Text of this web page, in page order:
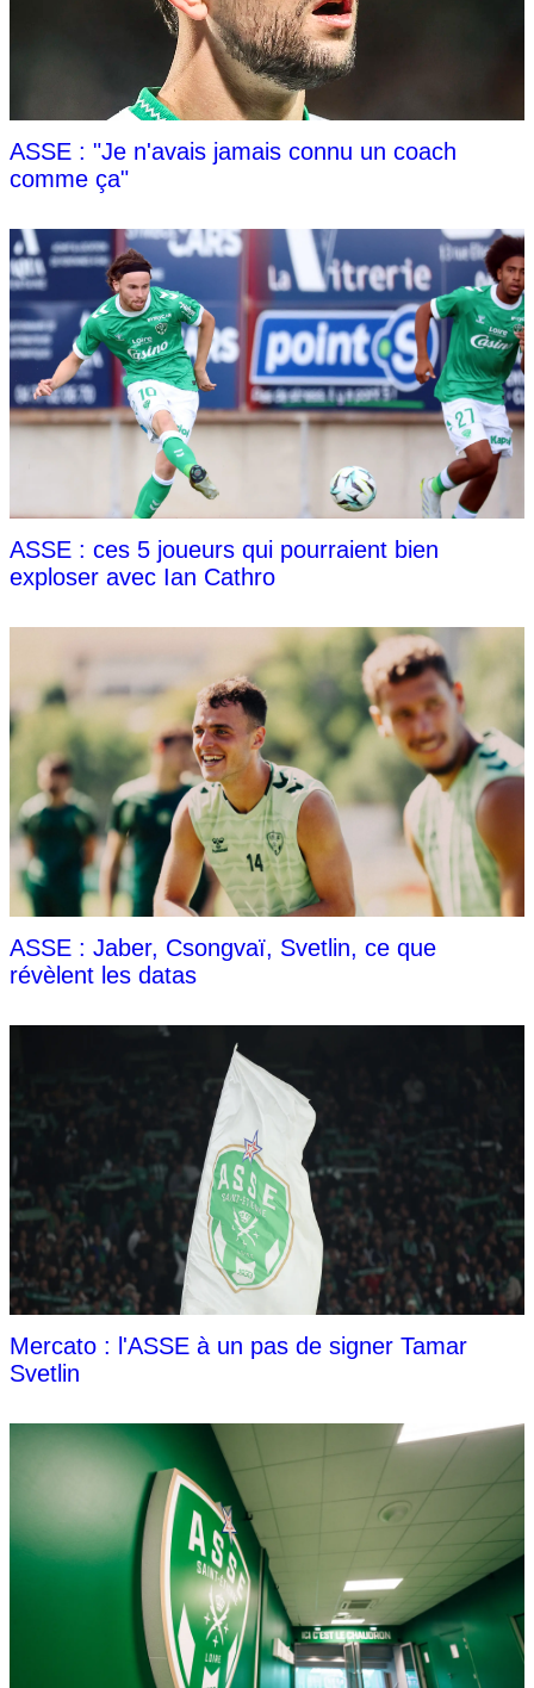
ASSE : "Je n'avais jamais connu un coach
comme ça"
ASSE : ces 5 joueurs qui pourraient bien
exploser avec Ian Cathro
ASSE : Jaber, Csongvaï, Svetlin, ce que
révèlent les datas
Mercato : l'ASSE à un pas de signer Tamar
Svetlin